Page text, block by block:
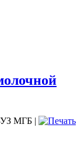
МГБ |